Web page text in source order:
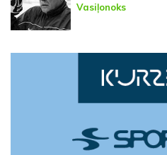
Vasiļonoks